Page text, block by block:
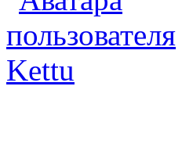
Kettu